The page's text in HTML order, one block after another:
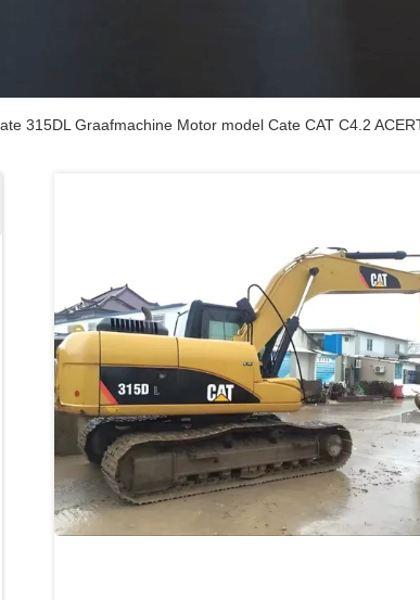
315DL Graafmachine Motor model Cate CAT C4.2